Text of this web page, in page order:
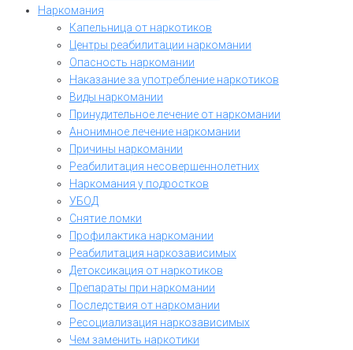
Наркомания
Капельница от наркотиков
Центры реабилитации наркомании
Опасность наркомании
Наказание за употребление наркотиков
Виды наркомании
Принудительное лечение от наркомании
Анонимное лечение наркомании
Причины наркомании
Реабилитация несовершеннолетних
Наркомания у подростков
УБОД
Снятие ломки
Профилактика наркомании
Реабилитация наркозависимых
Детоксикация от наркотиков
Препараты при наркомании
Последствия от наркомании
Ресоциализация наркозависимых
Чем заменить наркотики